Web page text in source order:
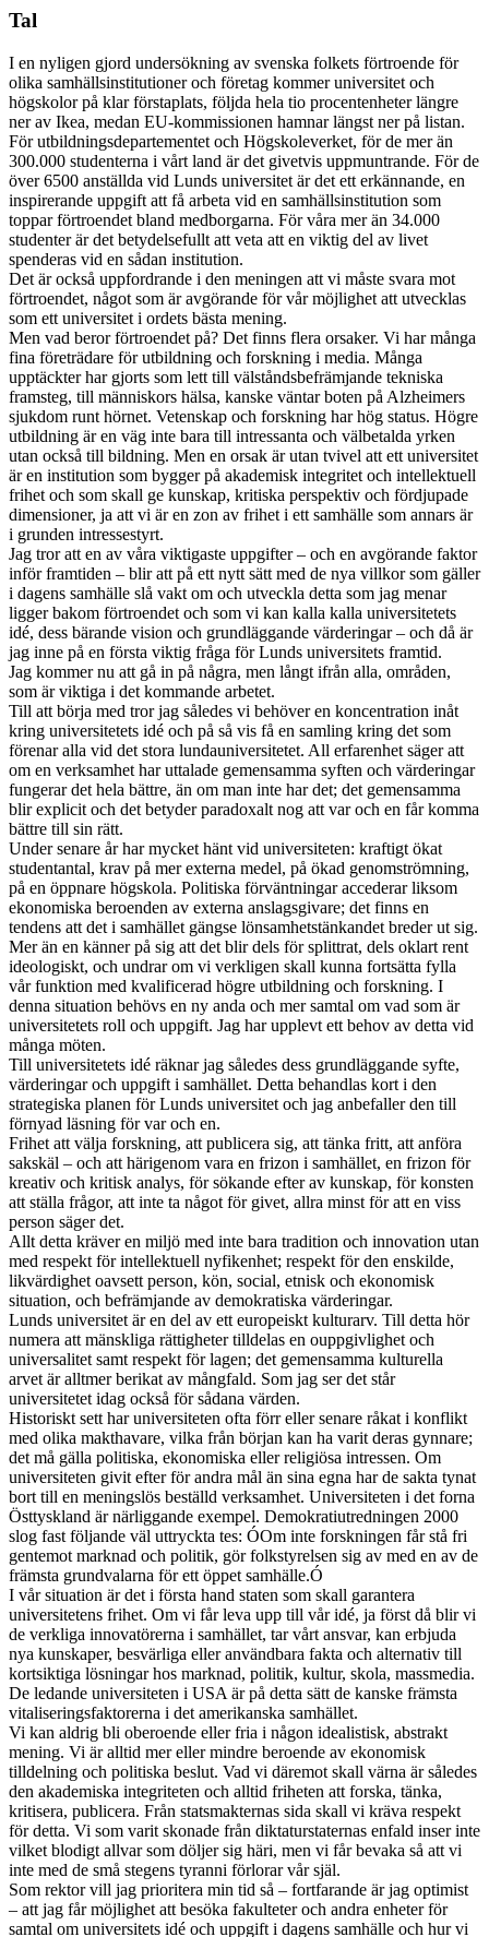
Tal
I en nyligen gjord undersökning av svenska folkets förtroende för
olika samhällsinstitutioner och företag kommer universitet och
högskolor på klar förstaplats, följda hela tio procentenheter längre
ner av Ikea, medan EU-kommissionen hamnar längst ner på listan.
För utbildningsdepartementet och Högskoleverket, för de mer än
300.000 studenterna i vårt land är det givetvis uppmuntrande. För de
över 6500 anställda vid Lunds universitet är det ett erkännande, en
inspirerande uppgift att få arbeta vid en samhällsinstitution som
toppar förtroendet bland medborgarna. För våra mer än 34.000
studenter är det betydelsefullt att veta att en viktig del av livet
spenderas vid en sådan institution.
Det är också uppfordrande i den meningen att vi måste svara mot
förtroendet, något som är avgörande för vår möjlighet att utvecklas
som ett universitet i ordets bästa mening.
Men vad beror förtroendet på? Det finns flera orsaker. Vi har många
fina företrädare för utbildning och forskning i media. Många
upptäckter har gjorts som lett till välståndsbefrämjande tekniska
framsteg, till människors hälsa, kanske väntar boten på Alzheimers
sjukdom runt hörnet. Vetenskap och forskning har hög status. Högre
utbildning är en väg inte bara till intressanta och välbetalda yrken
utan också till bildning. Men en orsak är utan tvivel att ett universitet
är en institution som bygger på akademisk integritet och intellektuell
frihet och som skall ge kunskap, kritiska perspektiv och fördjupade
dimensioner, ja att vi är en zon av frihet i ett samhälle som annars är
i grunden intressestyrt.
Jag tror att en av våra viktigaste uppgifter – och en avgörande faktor
inför framtiden – blir att på ett nytt sätt med de nya villkor som gäller
i dagens samhälle slå vakt om och utveckla detta som jag menar
ligger bakom förtroendet och som vi kan kalla kalla universitetets
idé, dess bärande vision och grundläggande värderingar – och då är
jag inne på en första viktig fråga för Lunds universitets framtid.
Jag kommer nu att gå in på några, men långt ifrån alla, områden,
som är viktiga i det kommande arbetet.
Till att börja med tror jag således vi behöver en koncentration inåt
kring universitetets idé och på så vis få en samling kring det som
förenar alla vid det stora lundauniversitetet. All erfarenhet säger att
om en verksamhet har uttalade gemensamma syften och värderingar
fungerar det hela bättre, än om man inte har det; det gemensamma
blir explicit och det betyder paradoxalt nog att var och en får komma
bättre till sin rätt.
Under senare år har mycket hänt vid universiteten: kraftigt ökat
studentantal, krav på mer externa medel, på ökad genomströmning,
på en öppnare högskola. Politiska förväntningar accederar liksom
ekonomiska beroenden av externa anslagsgivare; det finns en
tendens att det i samhället gängse lönsamhetstänkandet breder ut sig.
Mer än en känner på sig att det blir dels för splittrat, dels oklart rent
ideologiskt, och undrar om vi verkligen skall kunna fortsätta fylla
vår funktion med kvalificerad högre utbildning och forskning. I
denna situation behövs en ny anda och mer samtal om vad som är
universitetets roll och uppgift. Jag har upplevt ett behov av detta vid
många möten.
Till universitetets idé räknar jag således dess grundläggande syfte,
värderingar och uppgift i samhället. Detta behandlas kort i den
strategiska planen för Lunds universitet och jag anbefaller den till
förnyad läsning för var och en.
Frihet att välja forskning, att publicera sig, att tänka fritt, att anföra
sakskäl – och att härigenom vara en frizon i samhället, en frizon för
kreativ och kritisk analys, för sökande efter av kunskap, för konsten
att ställa frågor, att inte ta något för givet, allra minst för att en viss
person säger det.
Allt detta kräver en miljö med inte bara tradition och innovation utan
med respekt för intellektuell nyfikenhet; respekt för den enskilde,
likvärdighet oavsett person, kön, social, etnisk och ekonomisk
situation, och befrämjande av demokratiska värderingar.
Lunds universitet är en del av ett europeiskt kulturarv. Till detta hör
numera att mänskliga rättigheter tilldelas en ouppgivlighet och
universalitet samt respekt för lagen; det gemensamma kulturella
arvet är alltmer berikat av mångfald. Som jag ser det står
universitetet idag också för sådana värden.
Historiskt sett har universiteten ofta förr eller senare råkat i konflikt
med olika makthavare, vilka från början kan ha varit deras gynnare;
det må gälla politiska, ekonomiska eller religiösa intressen. Om
universiteten givit efter för andra mål än sina egna har de sakta tynat
bort till en meningslös beställd verksamhet. Universiteten i det forna
Östtyskland är närliggande exempel. Demokratiutredningen 2000
slog fast följande väl uttryckta tes: ÓOm inte forskningen får stå fri
gentemot marknad och politik, gör folkstyrelsen sig av med en av de
främsta grundvalarna för ett öppet samhälle.Ó
I vår situation är det i första hand staten som skall garantera
universitetens frihet. Om vi får leva upp till vår idé, ja först då blir vi
de verkliga innovatörerna i samhället, tar vårt ansvar, kan erbjuda
nya kunskaper, besvärliga eller användbara fakta och alternativ till
kortsiktiga lösningar hos marknad, politik, kultur, skola, massmedia.
De ledande universiteten i USA är på detta sätt de kanske främsta
vitaliseringsfaktorerna i det amerikanska samhället.
Vi kan aldrig bli oberoende eller fria i någon idealistisk, abstrakt
mening. Vi är alltid mer eller mindre beroende av ekonomisk
tilldelning och politiska beslut. Vad vi däremot skall värna är således
den akademiska integriteten och alltid friheten att forska, tänka,
kritisera, publicera. Från statsmakternas sida skall vi kräva respekt
för detta. Vi som varit skonade från diktaturstaternas enfald inser inte
vilket blodigt allvar som döljer sig häri, men vi får bevaka så att vi
inte med de små stegens tyranni förlorar vår själ.
Som rektor vill jag prioritera min tid så – fortfarande är jag optimist
– att jag får möjlighet att besöka fakulteter och andra enheter för
samtal om universitets idé och uppgift i dagens samhälle och hur vi